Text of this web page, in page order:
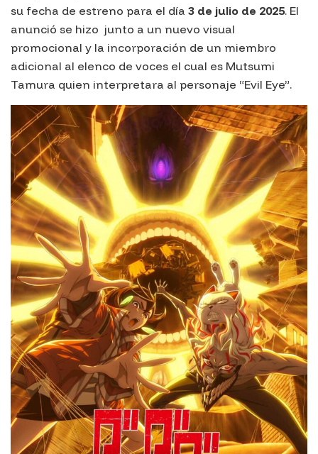
su fecha de estreno para el día 3 de julio de 2025. El
anunció se hizo junto a un nuevo visual
promocional y la incorporación de un miembro
adicional al elenco de voces el cual es Mutsumi
Tamura quien interpretara al personaje “Evil Eye”.